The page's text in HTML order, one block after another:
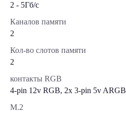
2 - 5Гб/с
Каналов памяти
2
Кол-во слотов памяти
2
контакты RGB
4-pin 12v RGB, 2x 3-pin 5v ARGB
М.2